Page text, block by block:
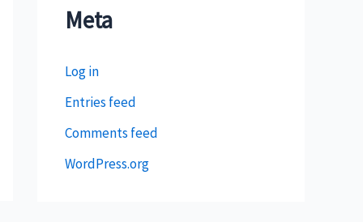
Meta
Log in
Entries feed
Comments feed
WordPress.org